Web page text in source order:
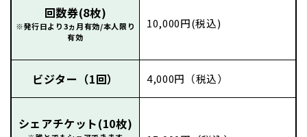
回数券(8枚)
※発行日より3ヵ月有効/本人限り
有効
10,000円(税込)
ビジター（1回） 4,000円（税込）
シェアチケット(10枚)